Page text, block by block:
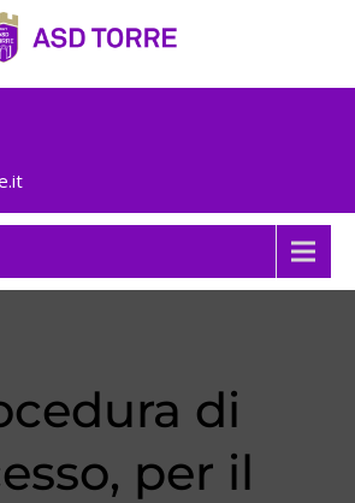
di
per il